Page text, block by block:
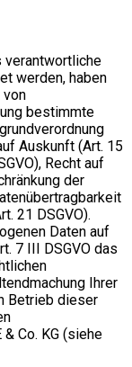
verantwortliche
werden, haben
bestimmte
Auskunft (Art. 15
Recht auf
der
21 DSGVO).
Daten auf
7 III DSGVO das
Ihrer
Betrieb dieser
Co. KG (siehe